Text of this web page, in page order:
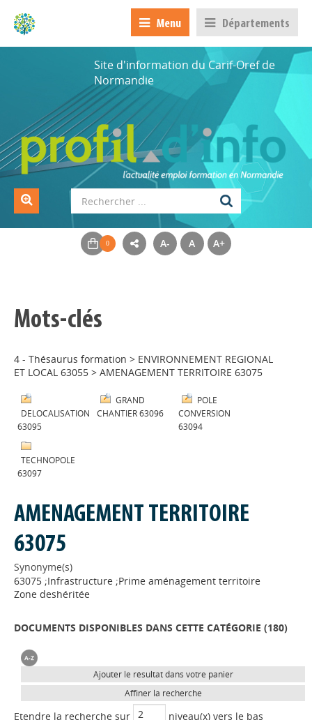
Menu Départements
Site d'information du Carif-Oref de
Normandie
A- A A+
Mots-clés
4 - Thésaurus formation > ENVIRONNEMENT REGIONAL
ET LOCAL 63055 > AMENAGEMENT TERRITOIRE 63075
DELOCALISATION
63095
GRAND
CHANTIER 63096
POLE
CONVERSION
63094
TECHNOPOLE
63097
AMENAGEMENT TERRITOIRE
63075
Synonyme(s)
63075 ;Infrastructure ;Prime aménagement territoire
Zone deshéritée
DOCUMENTS DISPONIBLES DANS CETTE CATÉGORIE (180)
Ajouter le résultat dans votre panier
Affiner la recherche
Etendre la recherche sur niveau(x) vers le bas